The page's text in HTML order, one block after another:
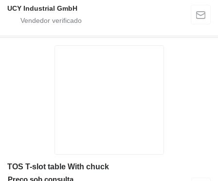
UCY Industrial GmbH
TOS T-slot table With chuck
Preço sob consulta